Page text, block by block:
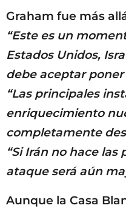
Graham fue más
“Este es un
Estados Unidos,
debe aceptar
“Las principales
enriquecimiento
completamente
“Si Irán no hace las
ataque será aún
Aunque la Casa